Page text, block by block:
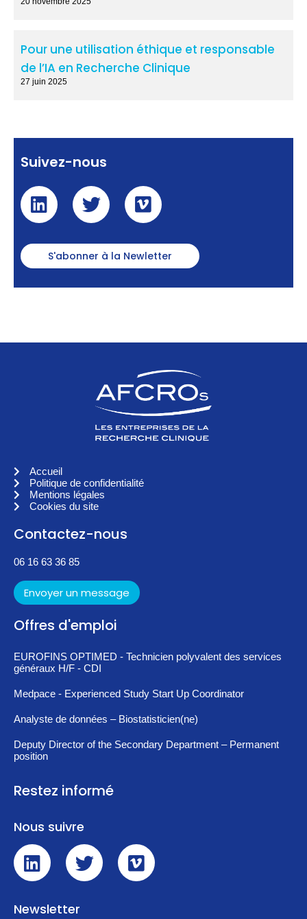
Pour une utilisation éthique et responsable
de l’IA en Recherche Clinique
27 juin 2025
Suivez-nous
S'abonner à la Newletter
Accueil
Politique de confidentialité
Mentions légales
Cookies du site
Contactez-nous
06 16 63 36 85
Envoyer un message
Offres d'emploi
EUROFINS OPTIMED - Technicien polyvalent des services
généraux H/F - CDI
Medpace - Experienced Study Start Up Coordinator
Analyste de données – Biostatisticien(ne)
Deputy Director of the Secondary Department – Permanent
position
Restez informé
Nous suivre
Newsletter